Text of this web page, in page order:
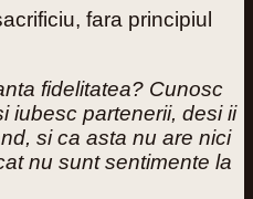
fara principiul
fidelitatea? Cunosc
iubesc partenerii, desi ii
si ca asta nu are nici
nu sunt sentimente la